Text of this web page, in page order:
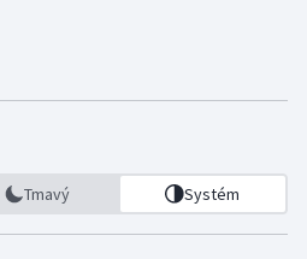
Tmavý Systém